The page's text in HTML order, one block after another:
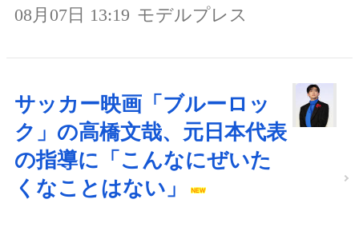
08月07日 13:19 モデルプレス
サッカー映画「ブルーロッ
ク」の高橋文哉、元日本代表
の指導に「こんなにぜいた
くなことはない」